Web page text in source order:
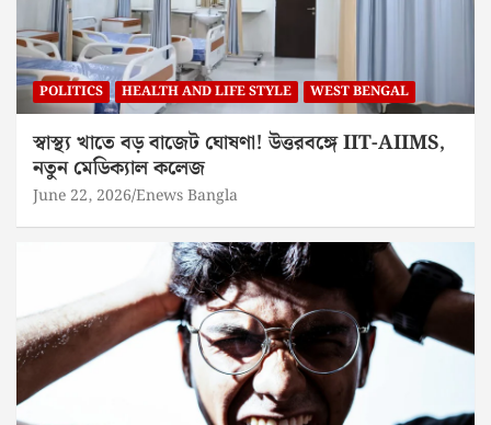
POLITICS HEALTH AND LIFE STYLE WEST BENGAL
স্বাস্থ্য খাতে বড় বাজেট ঘোষণা! উত্তরবঙ্গে IIT-AIIMS,
নতুন মেডিক্যাল কলেজ
June 22, 2026 Enews Bangla